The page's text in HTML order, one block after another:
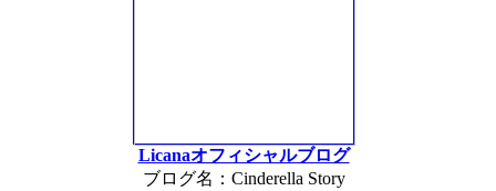
Licanaオフィシャルブログ
ブログ名：Cinderella Story